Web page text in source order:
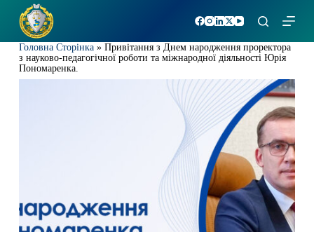
П
й
Головна Сторінка» Привітання з Днем народження проректора
з науково-педагогічної роботи та міжнародної діяльності Юрія
Пономаренка.